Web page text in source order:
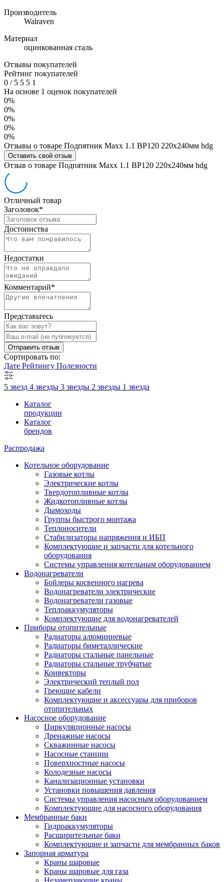
Производитель
Walraven
Материал
оцинкованная сталь
Отзывы покупателей
Рейтинг покупателей
0 /5 5 5 1
На основе 1 оценок покупателей
0%
0%
0%
0%
0%
Отзывы о товаре Подпятник Maxx 1.1 BP120 220x240мм hdg
Оставить свой отзыв
Отзыв о товаре Подпятник Maxx 1.1 BP120 220x240мм hdg
Отличный товар
Заголовок*
Достоинства
Недостатки
Комментарий*
Представьтесь
Отправить отзыв
Сортировать по:
Дате Рейтингу Полезности
5 звезд 4 звезды 3 звезды 2 звезды 1 звезда
Каталог
продукции
Каталог
брендов
Распродажа
Котельное оборудование
Газовые котлы
Электрические котлы
Твердотопливные котлы
Жидкотопливные котлы
Дымоходы
Группы быстрого монтажа
Теплоносители
Стабилизаторы напряжения и ИБП
Комплектующие и запчасти для котельного
оборудования
Системы управления котельным оборудованием
Водонагреватели
Бойлеры косвенного нагрева
Водонагреватели электрические
Водонагреватели газовые
Теплоаккумуляторы
Комплектующие для водонагревателей
Приборы отопительные
Радиаторы алюминиевые
Радиаторы биметаллические
Радиаторы стальные панельные
Радиаторы стальные трубчатые
Конвекторы
Электрический теплый пол
Греющие кабели
Комплектующие и аксессуары для приборов
отопительных
Насосное оборудование
Циркуляционные насосы
Дренажные насосы
Скважинные насосы
Насосные станции
Поверхностные насосы
Колодезные насосы
Канализационные установки
Установки повышения давления
Системы управления насосным оборудованием
Комплектующие для насосного оборудования
Мембранные баки
Гидроаккумуляторы
Расширительные баки
Комплектующие и запчасти для мембранных баков
Запорная арматура
Краны шаровые
Краны шаровые для газа
Незамерзающие краны